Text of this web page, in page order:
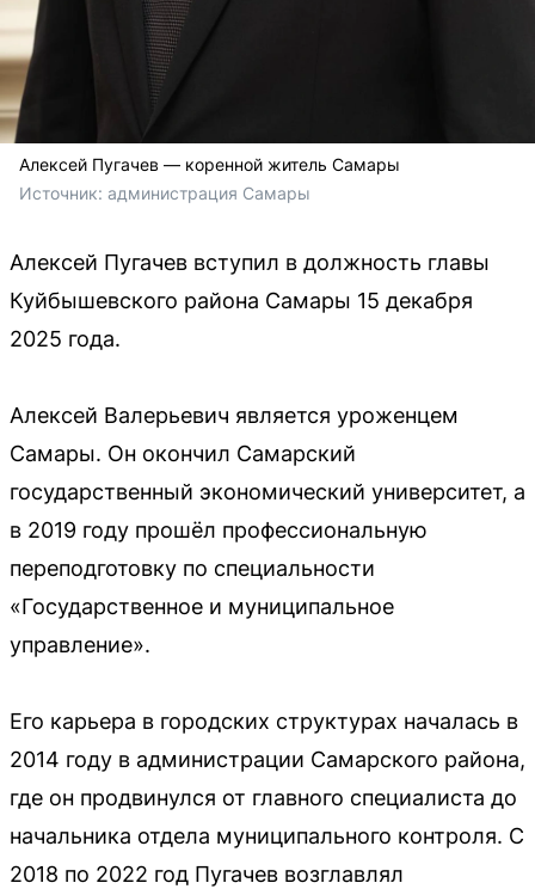
Алексей Пугачев — коренной житель Самары
Источник: администрация Самары
Алексей Пугачев вступил в должность главы
Куйбышевского района Самары 15 декабря
2025 года.
Алексей Валерьевич является уроженцем
Самары. Он окончил Самарский
государственный экономический университет, а
в 2019 году прошёл профессиональную
переподготовку по специальности
«Государственное и муниципальное
управление».
Его карьера в городских структурах началась в
2014 году в администрации Самарского района,
где он продвинулся от главного специалиста до
начальника отдела муниципального контроля. С
2018 по 2022 год Пугачев возглавлял